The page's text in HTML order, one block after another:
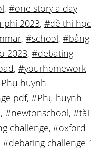
, #one story a day
phí 2023, #đề thi học
, #school, #bảng
2023, #debating
, #yourhomework
huynh
pdf, #Phụ huynh
, #newtonschool, #tài
challenge, #oxford
#debating challenge 1